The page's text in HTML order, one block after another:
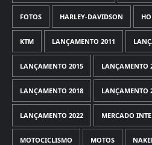
FOTOS HARLEY-DAVIDSON
KTM LANÇAMENTO 2011
LANÇAMENTO 2015 LANÇAMENTO
LANÇAMENTO 2018 LANÇAMENTO
LANÇAMENTO 2022 MERCADO
MOTOCICLISMO MOTOS